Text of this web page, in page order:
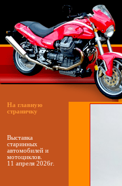
На главную
страничку
Выставка
старинных
автомобилей и
мотоциклов.
11 апреля 2026г.